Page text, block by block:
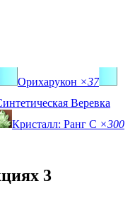
Орихарукон ×37
Веревка
Кристалл: Ранг C ×300
3